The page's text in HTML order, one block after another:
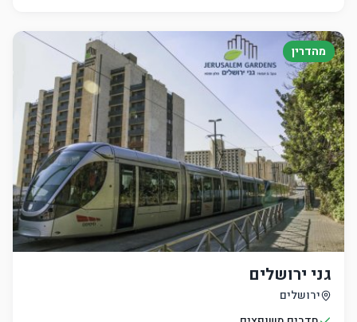
מהדרין
גני ירושלים
ירושלים